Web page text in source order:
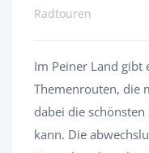
Radtouren
Im Peiner Land gibt
Themenrouten, die
dabei die
kann. Die